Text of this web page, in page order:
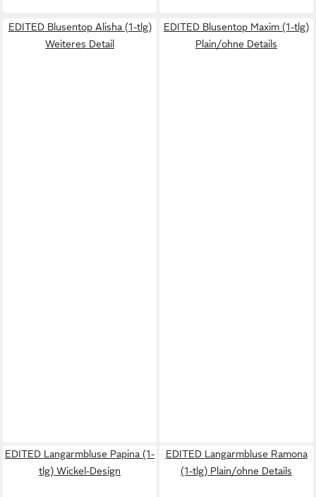
EDITED Blusentop Alisha (1-tlg)
Weiteres Detail
EDITED Blusentop Maxim (1-tlg)
Plain/ohne Details
EDITED Langarmbluse Papina (1-
tlg) Wickel-Design
EDITED Langarmbluse Ramona
(1-tlg) Plain/ohne Details